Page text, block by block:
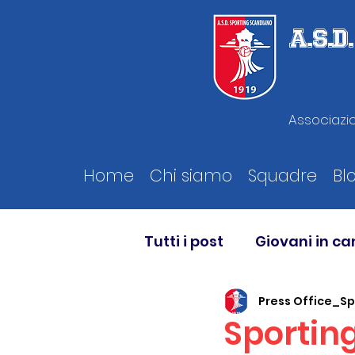
Home Chi siamo Squadre
Tutti i post Giovani in
Press